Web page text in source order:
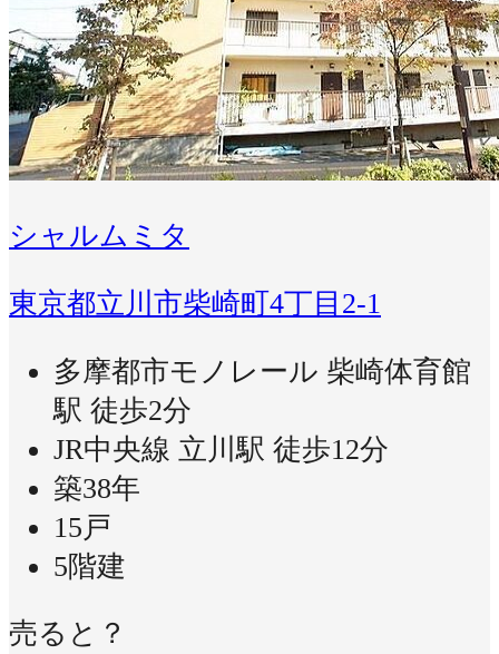
シャルムミタ
東京都立川市柴崎町4丁目2-1
多摩都市モノレール 柴崎体育館
駅 徒歩2分
JR中央線 立川駅 徒歩12分
築38年
15戸
5階建
売ると？